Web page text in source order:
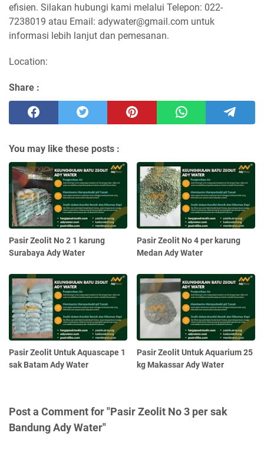
efisien. Silakan hubungi kami melalui Telepon: 022-
7238019 atau Email: adywater@gmail.com untuk
informasi lebih lanjut dan pemesanan.
Location:
Share :
You may like these posts :
Pasir Zeolit No 2 1 karung
Surabaya Ady Water
Pasir Zeolit No 4 per karung
Medan Ady Water
Pasir Zeolit Untuk Aquascape 1
sak Batam Ady Water
Pasir Zeolit Untuk Aquarium 25
kg Makassar Ady Water
Post a Comment for "Pasir Zeolit No 3 per sak
Bandung Ady Water"